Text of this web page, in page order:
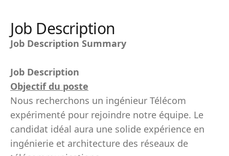
Job Description
Job Description Summary
Job Description
Objectif du poste
Nous recherchons un ingénieur Télécom
expérimenté pour rejoindre notre équipe. Le
candidat idéal aura une solide expérience en
ingénierie et architecture des réseaux de